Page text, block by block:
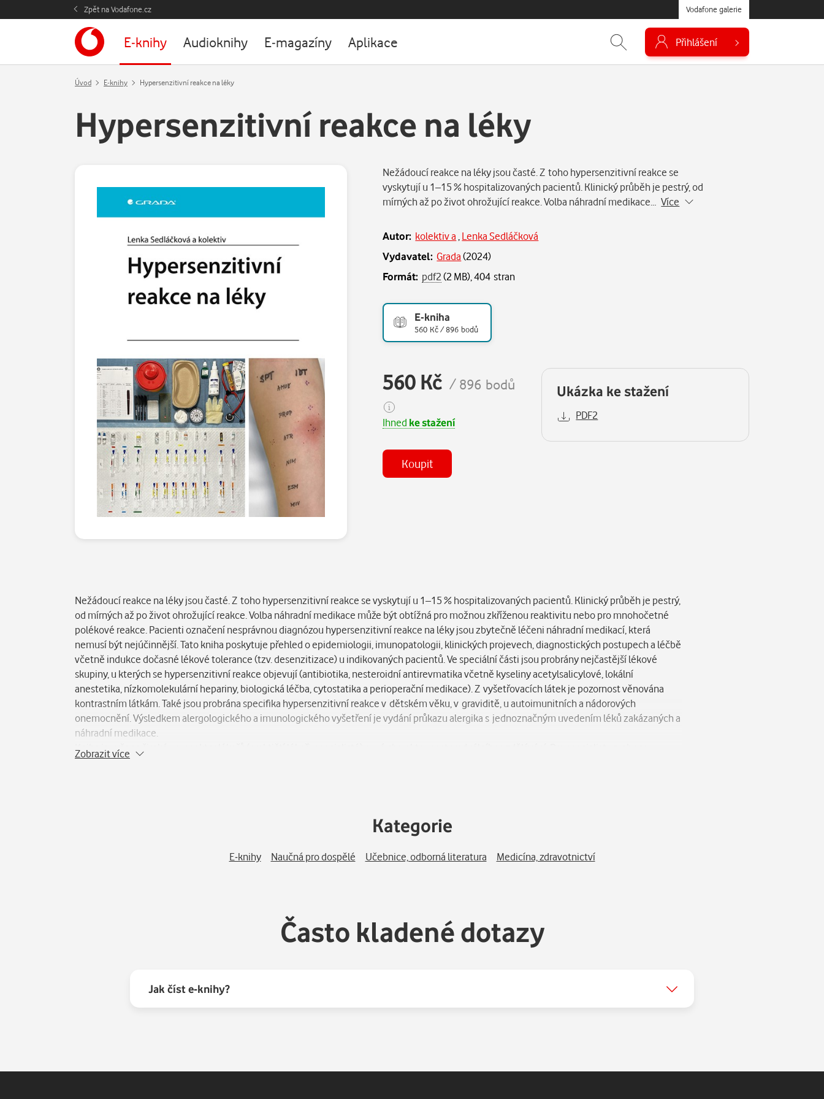
Zpět na Vodafone.cz Vodafone galerie
E-knihy Audioknihy E-magazíny Aplikace Přihlášení
Úvod E-knihy Hypersenzitivní reakce na léky
Hypersenzitivní reakce na léky
Nežádoucí reakce na léky jsou časté. Z toho hypersenzitivní reakce se
vyskytují u 1–15 % hospitalizovaných pacientů. Klinický průběh je pestrý, od
mírných až po život ohrožující reakce. Volba náhradní medikace…Více
Autor: kolektiv a Lenka Sedláčková
Vydavatel: Grada(2024)
Formát: pdf2(2 MB), 404 stran
E-kniha
560 Kč / 896 bodů
560 Kč / 896 bodů
Ihned ke stažení
Koupit
Ukázka ke stažení
PDF2
Nežádoucí reakce na léky jsou časté. Z toho hypersenzitivní reakce se vyskytují u 1–15 % hospitalizovaných pacientů. Klinický průběh je pestrý,
od mírných až po život ohrožující reakce. Volba náhradní medikace může být obtížná pro možnou zkříženou reaktivitu nebo pro mnohočetné
polékové reakce. Pacienti označení nesprávnou diagnózou hypersenzitivní reakce na léky jsou zbytečně léčeni náhradní medikací, která
nemusí být nejúčinnější. Tato kniha poskytuje přehled o epidemiologii, imunopatologii, klinických projevech, diagnostických postupech a léčbě
včetně indukce dočasné lékové tolerance (tzv. desenzitizace) u indikovaných pacientů. Ve speciální části jsou probrány nejčastější lékové
skupiny, u kterých se hypersenzitivní reakce objevují (antibiotika, nesteroidní antirevmatika včetně kyseliny acetylsalicylové, lokální
anestetika, nízkomolekulární hepariny, biologická léčba, cytostatika a perioperační medikace). Z vyšetřovacích látek je pozornost věnována
kontrastním látkám. Také jsou probrána specifika hypersenzitivní reakce v dětském věku, v graviditě, u autoimunitních a nádorových
onemocnění. Výsledkem alergologického a imunologického vyšetření je vydání průkazu alergika s jednoznačným uvedením léků zakázaných a
náhradní medikace.
Kniha je určena širokému spektru lékařů (praktičtí lékaři, specialisté) a má charakter postgraduálního vzdělávání. Pro specialisty z oboru
alergologie a klinická imunologie jsou v knize uvedeny podrobné návody k diagnostice a léčbě včetně desenzitizačních protokolů pro
Zobrazit více
Kategorie
E-knihy Naučná pro dospělé Učebnice, odborná literatura Medicína, zdravotnictví
Často kladené dotazy
Jak číst e-knihy?